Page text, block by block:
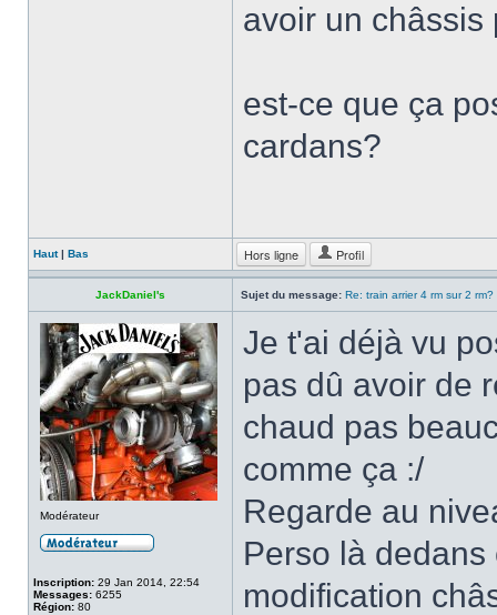
avoir un châssis
est-ce que ça
cardans?
Haut| Bas Hors ligne Profil
JackDaniel's Sujet du message: Re: train arrier 4 rm sur 2 rm?
Modérateur
Inscription: 29 Jan 2014, 22:54
Messages: 6255
Région: 80
Je t'ai déjà vu
pas dû avoir de
chaud pas
comme ça :/
Regarde au
Perso là
modification